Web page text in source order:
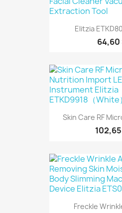
Elitzia
64,60
Skin Care RF
Freckle